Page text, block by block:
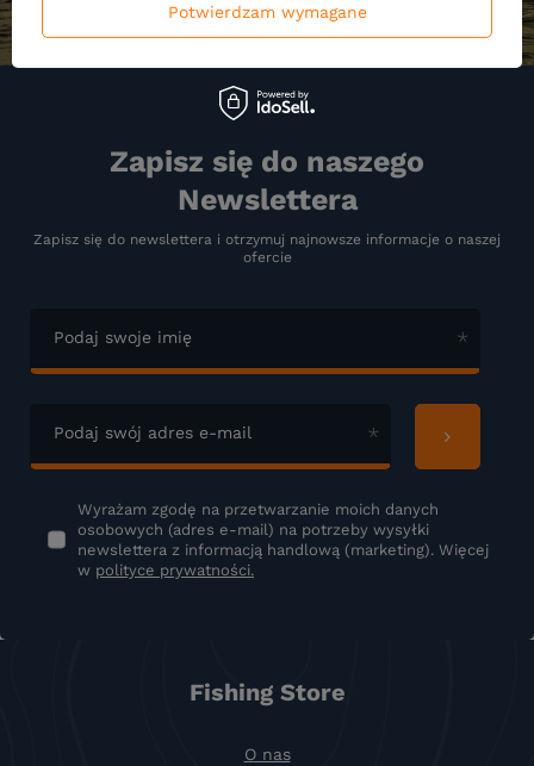
Zapisz się do naszego
Newslettera
Zapisz się do newslettera i otrzymuj najnowsze informacje o naszej
ofercie
Podaj swoje imię
Podaj swój adres e-mail
Wyrażam zgodę na przetwarzanie moich danych
osobowych (adres e-mail) na potrzeby wysyłki
newslettera z informacją handlową (marketing). Więcej
w polityce prywatności.
Fishing Store
O nas
Potwierdzam wymagane